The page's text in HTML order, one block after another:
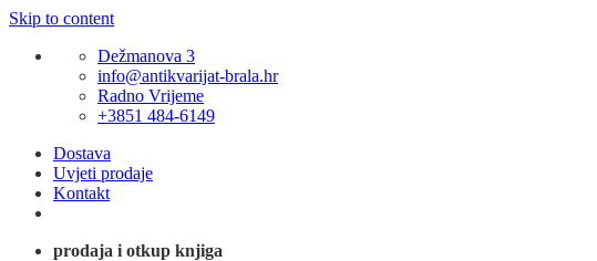
Skip to content
Dežmanova 3
info@antikvarijat-brala.hr
Radno Vrijeme
+3851 484-6149
Dostava
Uvjeti prodaje
Kontakt
prodaja i otkup knjiga